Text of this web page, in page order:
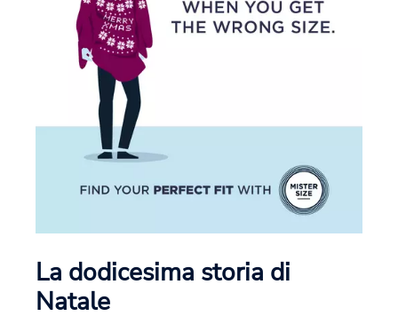
La dodicesima storia di
Natale